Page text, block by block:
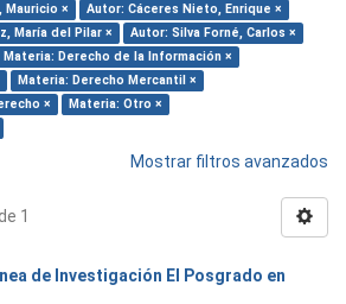
Mauricio ×
Autor: Cáceres Nieto, Enrique ×
María del Pilar ×
Autor: Silva Forné, Carlos ×
Materia: Derecho de la Información ×
Materia: Derecho Mercantil ×
×
Materia: Otro ×
Mostrar filtros avanzados
1
de Investigación El Posgrado en